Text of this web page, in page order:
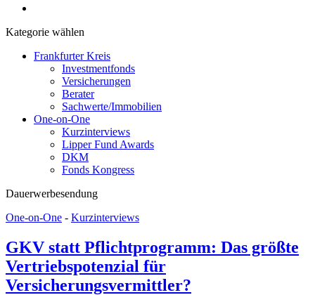
Kategorie wählen
Frankfurter Kreis
Investmentfonds
Versicherungen
Berater
Sachwerte/Immobilien
One-on-One
Kurzinterviews
Lipper Fund Awards
DKM
Fonds Kongress
Dauerwerbesendung
One-on-One - Kurzinterviews
GKV statt Pflichtprogramm: Das größte
Vertriebspotenzial für
Versicherungsvermittler?